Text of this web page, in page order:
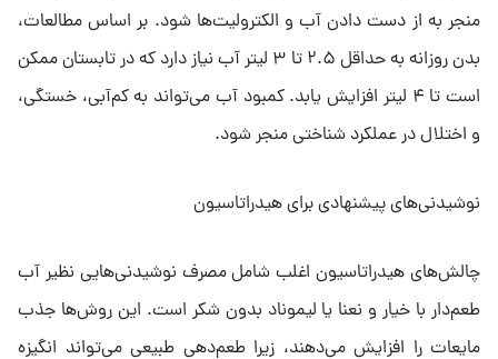
منجر به از دست دادن آب و الکترولیت‌ها شود. بر اساس مطالعات،
بدن روزانه به حداقل ۲.۵ تا ۳ لیتر آب نیاز دارد که در تابستان ممکن
است تا ۴ لیتر افزایش یابد. کمبود آب می‌تواند به کم‌آبی، خستگی،
و اختلال در عملکرد شناختی منجر شود.
نوشیدنی‌های پیشنهادی برای هیدراتاسیون
چالش‌های هیدراتاسیون اغلب شامل مصرف نوشیدنی‌هایی نظیر آب
طعم‌دار با خیار و نعنا یا لیموناد بدون شکر است. این روش‌ها جذب
مایعات را افزایش می‌دهند، زیرا طعم‌دهی طبیعی می‌تواند انگیزه